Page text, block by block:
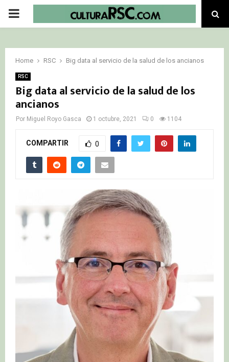
PRIMARY
Home RSC Big data al servicio de la salud de los ancianos
RSC
Big data al servicio de la salud de los
ancianos
Por Miguel Royo Gasca 1 octubre, 2021 0 1104
COMPARTIR 0